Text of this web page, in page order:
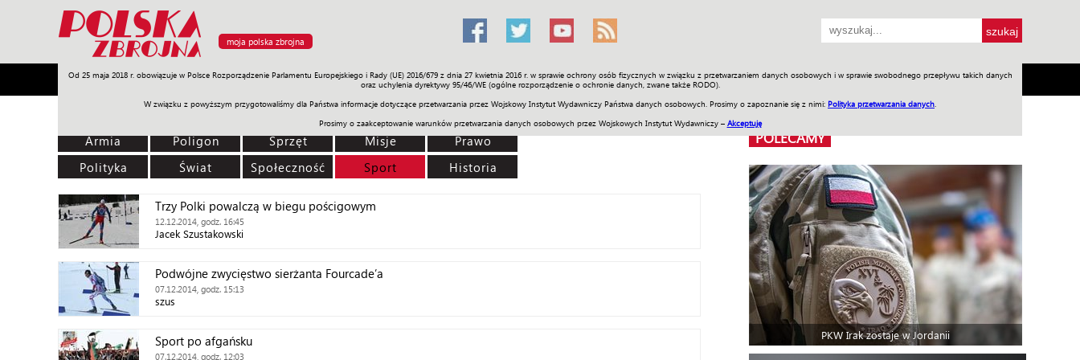
moja polska zbrojna
Od 25 maja 2018 r. obowiązuje w Polsce Rozporządzenie Parlamentu Europejskiego i Rady (UE) 2016/679 z dnia 27 kwietnia 2016 r. w sprawie ochrony osób fizycznych w związku z przetwarzaniem danych osobowych i w sprawie swobodnego przepływu takich danych
oraz uchylenia dyrektywy 95/46/WE (ogólne rozporządzenie o ochronie danych, zwane także RODO).
W związku z powyższym przygotowaliśmy dla Państwa informacje dotyczące przetwarzania przez Wojskowy Instytut Wydawniczy Państwa danych osobowych. Prosimy o zapoznanie się z nimi: Polityka przetwarzania danych
Prosimy o zaakceptowanie warunków przetwarzania danych osobowych przez Wojskowych Instytut Wydawniczy – Akceptuję
Armia Poligon Sprzęt Misje Polityka Prawo Świat Społeczność Sport Historia Galerie Wideo ENGLISH SKLEP Jednodniówki Praca w WIW
Armia Poligon Sprzęt Misje
Prawo
Polityka
Świat Społeczność Sport Historia
Trzy Polki powalczą w biegu pościgowym
12.12.2014, godz. 16:45
Jacek Szustakowski
Podwójne zwycięstwo sierżanta Fourcade’a
07.12.2014, godz. 15:13
szus
Sport po afgańsku
07.12.2014, godz. 12:03
POLECAMY
PKW Irak zostaje w Jordanii